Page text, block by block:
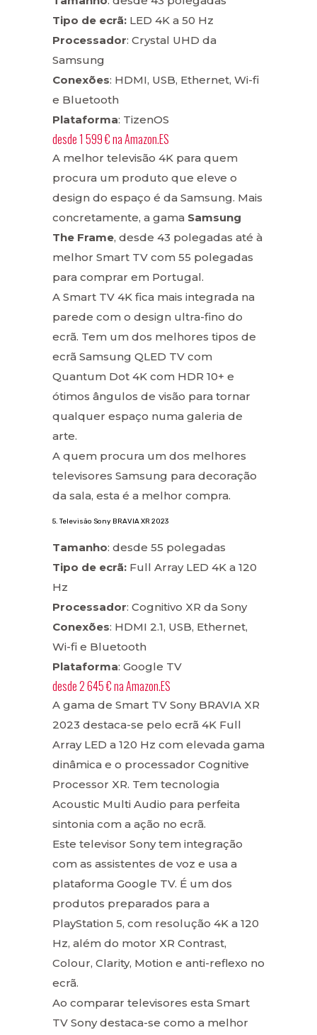
Tipo de ecrã: LED 4K a 50 Hz
Processador: Crystal UHD da
Samsung
Conexões: HDMI, USB, Ethernet, Wi-fi
e Bluetooth
Plataforma: TizenOS
desde1 599 €naAmazon.ES
A melhor televisão 4K para quem
procura um produto que eleve o
design do espaço é da Samsung. Mais
concretamente, a gama Samsung
The Frame, desde 43 polegadas até à
melhor Smart TV com 55 polegadas
para comprar em Portugal.
A Smart TV 4K fica mais integrada na
parede com o design ultra-fino do
ecrã. Tem um dos melhores tipos de
ecrã Samsung QLED TV com
Quantum Dot 4K com HDR 10+ e
ótimos ângulos de visão para tornar
qualquer espaço numa galeria de
arte.
A quem procura um dos melhores
televisores Samsung para decoração
da sala, esta é a melhor compra.
5. Televisão Sony BRAVIA XR 2023
Tamanho: desde 55 polegadas
Tipo de ecrã: Full Array LED 4K a 120
Hz
Processador: Cognitivo XR da Sony
Conexões: HDMI 2.1, USB, Ethernet,
Wi-fi e Bluetooth
Plataforma: Google TV
desde2 645 €naAmazon.ES
A gama de Smart TV Sony BRAVIA XR
2023 destaca-se pelo ecrã 4K Full
Array LED a 120 Hz com elevada gama
dinâmica e o processador Cognitive
Processor XR. Tem tecnologia
Acoustic Multi Audio para perfeita
sintonia com a ação no ecrã.
Este televisor Sony tem integração
com as assistentes de voz e usa a
plataforma Google TV. É um dos
produtos preparados para a
PlayStation 5, com resolução 4K a 120
Hz, além do motor XR Contrast,
Colour, Clarity, Motion e anti-reflexo no
ecrã.
Ao comparar televisores esta Smart
TV Sony destaca-se como a melhor